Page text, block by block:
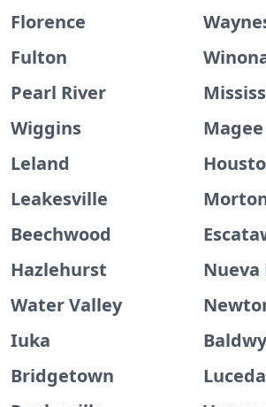
Florence
Fulton
Pearl River
Wiggins
Magee
Leland
Leakesville
Beechwood
Hazlehurst
Nueva
Water Valley
Iuka
Bridgetown